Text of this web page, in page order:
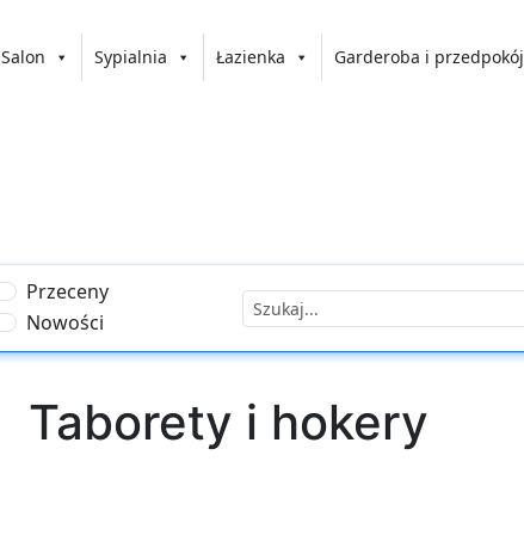
Salon Sypialnia Łazienka Garderoba i przedpokój
Przeceny
Nowości
Taborety i hokery